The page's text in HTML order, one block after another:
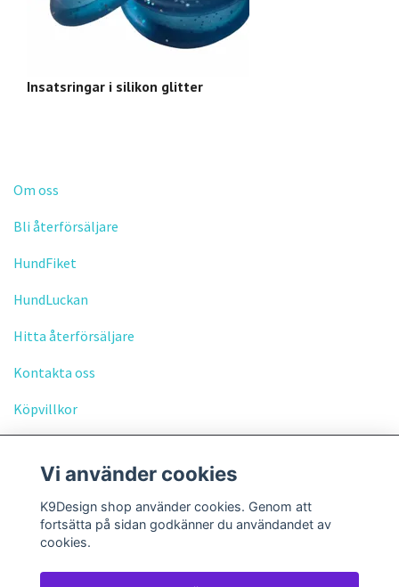
Om oss
Bli återförsäljare
HundFiket
HundLuckan
Hitta återförsäljare
Kontakta oss
Köpvillkor
Insatsringar i silikon glitter
Sociala medier
Vi använder cookies
K9Design shop använder cookies. Genom att
fortsätta på sidan godkänner du användandet av
cookies.